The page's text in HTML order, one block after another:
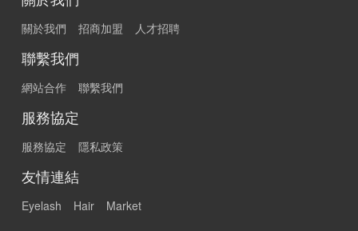
關於我們 招商加盟 人才招聘
聯繫我們
網站合作 聯繫我們
服務協定
服務協定 隱私政策
友情連結
Eyelash Hair Market